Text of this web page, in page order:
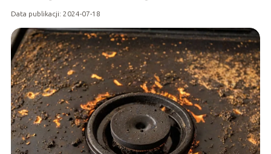
Data publikacji: 2024-07-18